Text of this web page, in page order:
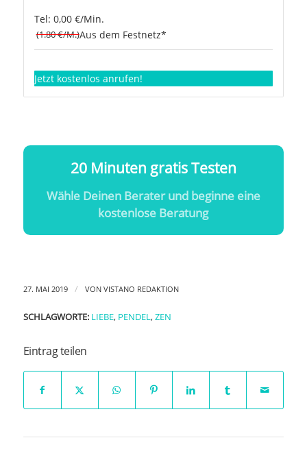
Tel: 0,00 €/Min.
(1.80 €/M.)Aus dem Festnetz*
Jetzt kostenlos anrufen!
20 Minuten gratis Testen
Wähle Deinen Berater und beginne eine
kostenlose Beratung
27. MAI 2019 / VON VISTANO REDAKTION
SCHLAGWORTE: LIEBE, PENDEL,ZEN
Eintrag teilen